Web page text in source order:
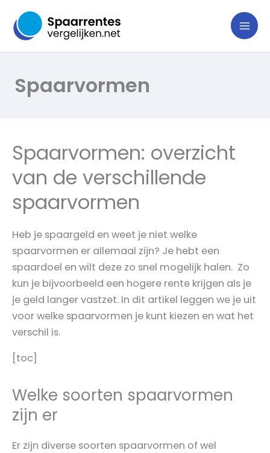
naar
inhoud
Spaarvormen
Spaarvormen: overzicht
van de verschillende
spaarvormen
Heb je spaargeld en weet je niet welke
spaarvormen er allemaal zijn? Je hebt een
spaardoel en wilt deze zo snel mogelijk halen. Zo
kun je bijvoorbeeld een hogere rente krijgen als je
je geld langer vastzet. In dit artikel leggen we je uit
voor welke spaarvormen je kunt kiezen en wat het
verschil is.
[toc]
Welke soorten spaarvormen
zijn er
Er zijn diverse soorten spaarvormen of wel